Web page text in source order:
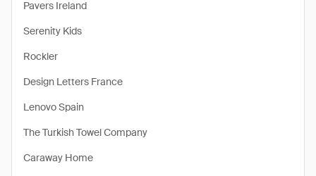
Pavers Ireland
Serenity Kids
Rockler
Design Letters France
Lenovo Spain
The Turkish Towel Company
Caraway Home